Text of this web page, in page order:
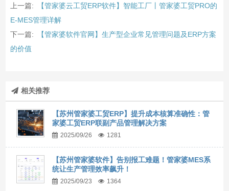
上一篇:
【管家婆云工贸ERP软件】智能工厂丨管家婆工贸PRO的
E-MES管理详解
下一篇:
【管家婆软件官网】生产型企业常见管理问题及ERP方案
的价值
相关推荐
【苏州管家婆工贸ERP】提升成本核算准确性：管
家婆工贸ERP联副产品管理解决方案
2025/09/26 1281
【苏州管家婆软件】告别报工难题！管家婆MES系
统让生产管理效率飙升！
2025/09/23 1364